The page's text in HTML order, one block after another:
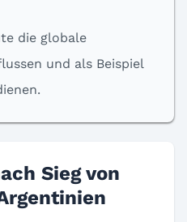
die globale
und als Beispiel
Sieg von